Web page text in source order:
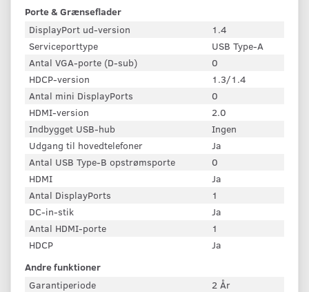
Porte & Grænseflader
DisplayPort ud-version
1.4
Serviceporttype
USB Type-A
Antal VGA-porte (D-sub)
0
HDCP-version
1.3/1.4
Antal mini DisplayPorts
0
HDMI-version
2.0
Indbygget USB-hub
Ingen
Udgang til hovedtelefoner
Ja
Antal USB Type-B opstrømsporte
0
HDMI
Ja
Antal DisplayPorts
1
DC-in-stik
Ja
Antal HDMI-porte
1
HDCP
Ja
Andre funktioner
Garantiperiode
2 År